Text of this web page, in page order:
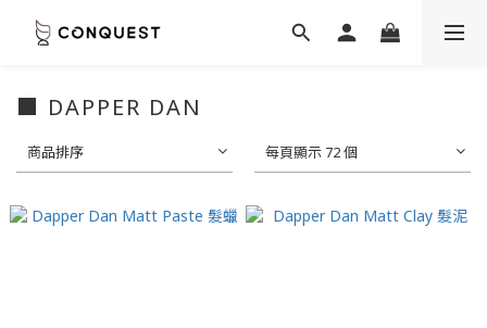
■ DAPPER DAN
商品排序 每頁顯示 72 個